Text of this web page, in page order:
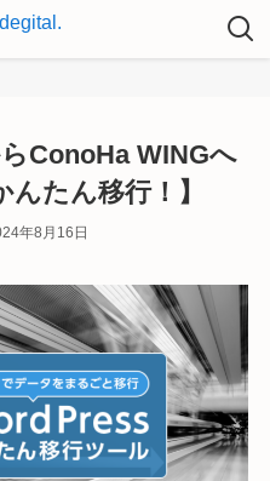
ConoHa WINGへ
たん移行！】
年8月16日